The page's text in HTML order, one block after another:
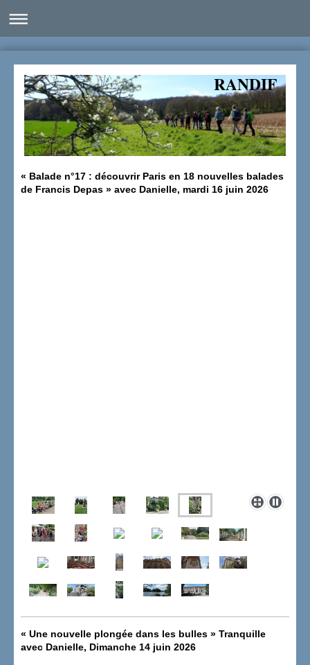
RANDIF
« Balade n°17 : découvrir Paris en 18 nouvelles balades
de Francis Depas » avec Danielle, mardi 16 juin 2026
« Une nouvelle plongée dans les bulles » Tranquille
avec Danielle, Dimanche 14 juin 2026